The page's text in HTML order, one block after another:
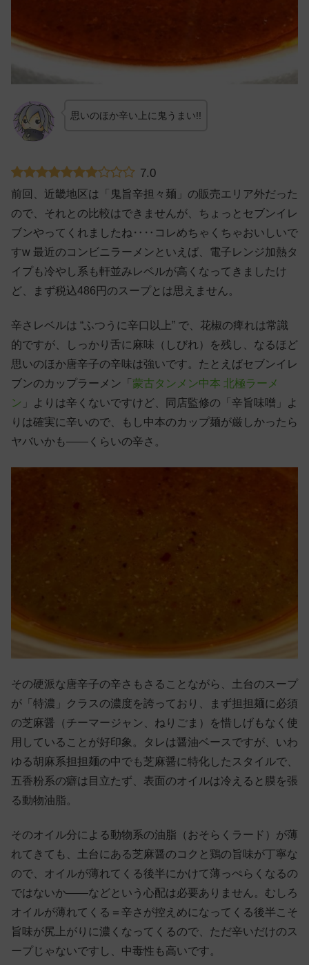
思いのほか辛い上に鬼うまい!!
7.0
前回、近畿地区は「鬼旨辛担々麺」の販売エリア外だった
ので、それとの比較はできませんが、ちょっとセブンイレ
ブンやってくれましたね‥‥コレめちゃくちゃおいしいで
すw 最近のコンビニラーメンといえば、電子レンジ加熱タ
イプも冷やし系も軒並みレベルが高くなってきましたけ
ど、まず税込486円のスープとは思えません。
辛さレベルは “ふつうに辛口以上” で、花椒の痺れは常識
的ですが、しっかり舌に麻味（しびれ）を残し、なるほど
思いのほか唐辛子の辛味は強いです。たとえばセブンイレ
ブンのカップラーメン「 蒙古タンメン中本 北極ラーメ
ン 」よりは辛くないですけど、同店監修の「辛旨味噌」よ
りは確実に辛いので、もし中本のカップ麺が厳しかったら
ヤバいかも——くらいの辛さ。
その硬派な唐辛子の辛さもさることながら、土台のスープ
が「特濃」クラスの濃度を誇っており、まず担担麺に必須
の芝麻醤（チーマージャン、ねりごま）を惜しげもなく使
用していることが好印象。タレは醤油ベースですが、いわ
ゆる胡麻系担担麺の中でも芝麻醤に特化したスタイルで、
五香粉系の癖は目立たず、表面のオイルは冷えると膜を張
る動物油脂。
そのオイル分による動物系の油脂（おそらくラード）が薄
れてきても、土台にある芝麻醤のコクと鶏の旨味が丁寧な
ので、オイルが薄れてくる後半にかけて薄っぺらくなるの
ではないか——などという心配は必要ありません。むしろ
オイルが薄れてくる＝辛さが控えめになってくる後半こそ
旨味が尻上がりに濃くなってくるので、ただ辛いだけのス
ープじゃないですし、中毒性も高いです。